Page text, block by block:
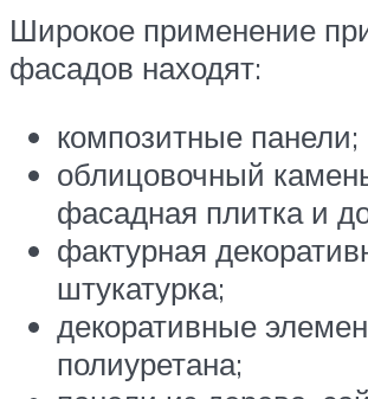
Широкое применение
фасадов находят:
композитные панели;
облицовочный
фасадная плитка и
фактурная
штукатурка;
декоративные
полиуретана;